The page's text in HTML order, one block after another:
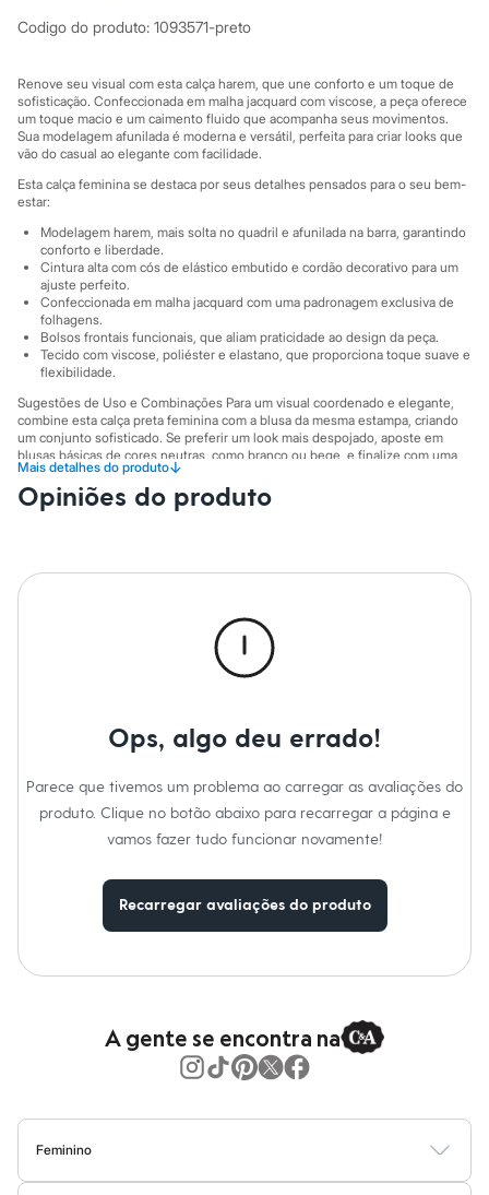
Botas
Sandálias
Sapatilhas
Tênis
Marcas
City
Clock House
Mindset
Sawary
Yessica
Moda esportiva
Acessórios
Blusas
Calçados
Leggings
Shorts e Bermudas
Tops
Moda íntima
Calcinhas
Cintas e Modeladores
Meias
Pijamas
Sutiãs e Tops
Moda praia
Saídas de praia
Personagens
Shorts e Saias
Em alta
Dia dos Pais
Camisetas e Regatas
Casacos e Jaquetas
Bolsas e Mochilas
Óculos
Relógios
Botas
Codigo do produto: 1093571-preto
Renove seu visual com esta calça harem, que une conforto e um toque de
sofisticação. Confeccionada em malha jacquard com viscose, a peça oferece
um toque macio e um caimento fluido que acompanha seus movimentos.
Sua modelagem afunilada é moderna e versátil, perfeita para criar looks que
vão do casual ao elegante com facilidade.
Esta calça feminina se destaca por seus detalhes pensados para o seu bem-
estar:
Modelagem harem, mais solta no quadril e afunilada na barra, garantindo
conforto e liberdade.
Cintura alta com cós de elástico embutido e cordão decorativo para um
ajuste perfeito.
Confeccionada em malha jacquard com uma padronagem exclusiva de
folhagens.
Bolsos frontais funcionais, que aliam praticidade ao design da peça.
Tecido com viscose, poliéster e elastano, que proporciona toque suave e
flexibilidade.
Sugestões de Uso e Combinações Para um visual coordenado e elegante,
combine esta calça preta feminina com a blusa da mesma estampa, criando
um conjunto sofisticado. Se preferir um look mais despojado, aposte em
blusas básicas de cores neutras, como branco ou bege, e finalize com uma
rasteirinha ou sandália de tiras. Para um toque urbano, um tênis branco e
uma jaqueta são a escolha ideal.
Mais detalhes do produto↓
54% viscose, 44% poliéster, 2% elastano
Cuidados com a peca:
Não alvejar.
Não secar em secadora.
Secar na vertical.
Passar a temperatura mínima.
Não limpar a úmido.
Opiniões do produto
Ops, algo deu errado!
Parece que tivemos um problema ao carregar as avaliações do
produto. Clique no botão abaixo para recarregar a página e
vamos fazer tudo funcionar novamente!
Recarregar avaliações do produto
A gente se encontra na
Feminino
BlusasCalçasVestidosSaiasCasacosModa PraiaModa Íntima